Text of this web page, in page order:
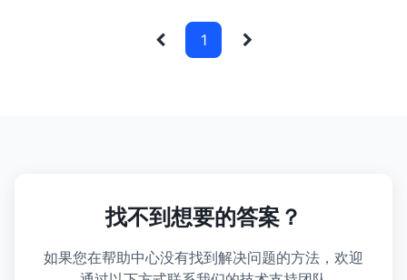
1
找不到想要的答案？
如果您在帮助中心没有找到解决问题的方法，欢迎